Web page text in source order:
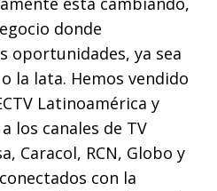
donde
oportunidades, ya sea
la lata. Hemos vendido
Latinoamérica y
los canales de TV
Caracol, RCN, Globo y
con la